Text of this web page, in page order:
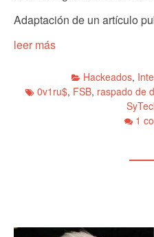
Adaptación de un artículo
leer más
Hackeados,
0v1ru$, FSB, raspado de
1